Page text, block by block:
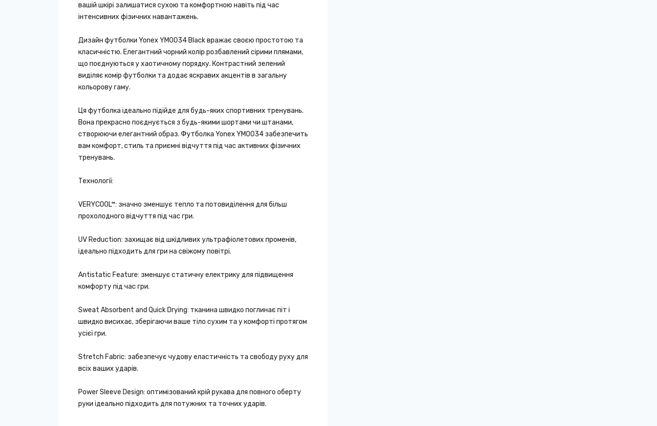
вашій шкірі залишатися сухою та комфортною навіть під час
інтенсивних фізичних навантажень.
Дизайн футболки Yonex YM0034 Black вражає своєю простотою та
класичністю. Елегантний чорний колір розбавлений сірими плямами,
що поєднуються у хаотичному порядку. Контрастний зелений
виділяє комір футболки та додає яскравих акцентів в загальну
кольорову гаму.
Ця футболка ідеально підійде для будь-яких спортивних тренувань.
Вона прекрасно поєднується з будь-якими шортами чи штанами,
створюючи елегантний образ. Футболка Yonex YM0034 забезпечить
вам комфорт, стиль та приємні відчуття під час активних фізичних
тренувань.
Технології:
VERYCOOL™: значно зменшує тепло та потовиділення для більш
прохолодного відчуття під час гри.
UV Reduction: захищає від шкідливих ультрафіолетових променів,
ідеально підходить для гри на свіжому повітрі.
Antistatic Feature: зменшує статичну електрику для підвищення
комфорту під час гри.
Sweat Absorbent and Quick Drying: тканина швидко поглинає піт і
швидко висихає, зберігаючи ваше тіло сухим та у комфорті протягом
усієї гри.
Stretch Fabric: забезпечує чудову еластичність та свободу руху для
всіх ваших ударів.
Power Sleeve Design: оптимізований крій рукава для повного оберту
руки ідеально підходить для потужних та точних ударів.